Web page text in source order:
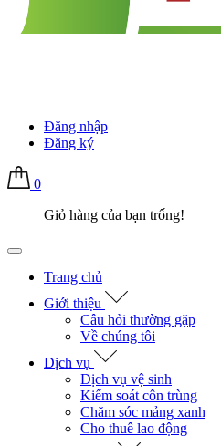
Đăng nhập
Đăng ký
0
Giỏ hàng của bạn trống!
Trang chủ
Giới thiệu
Câu hỏi thường gặp
Về chúng tôi
Dịch vụ
Dịch vụ vệ sinh
Kiểm soát côn trùng
Chăm sóc mảng xanh
Cho thuê lao động